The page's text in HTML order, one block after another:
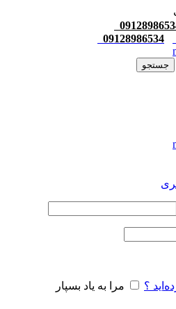
09128986534
جستجو
؟
مرا به یاد بسپار